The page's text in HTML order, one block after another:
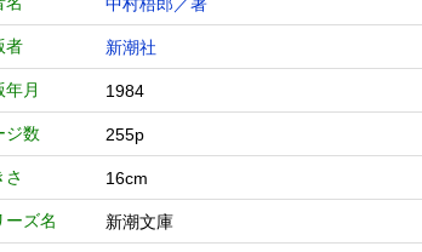
者 新潮社
年月 1984
ジ数 255p
さ 16cm
ーズ名 新潮文庫